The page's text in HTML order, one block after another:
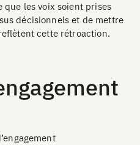
que les voix soient prises
décisionnels et de mettre
cette rétroaction.